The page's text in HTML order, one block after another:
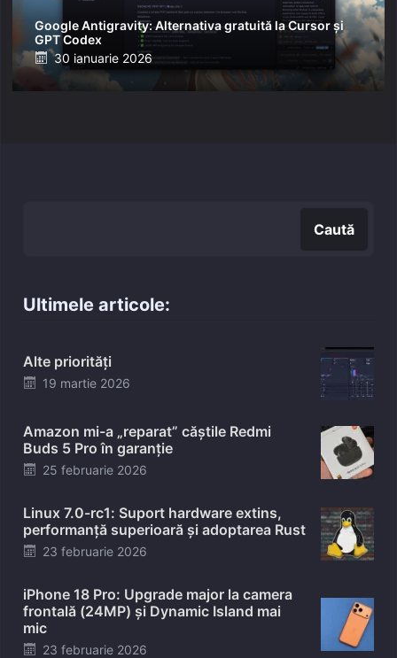
Google Antigravity: Alternativa gratuită la Cursor și
GPT Codex
Posted
on
30 ianuarie 2026
Caută
Ultimele articole:
Alte priorități
Posted
19 martie 2026
Amazon mi-a „reparat” căștile Redmi
Buds 5 Pro în garanție
Posted
25 februarie 2026
Linux 7.0-rc1: Suport hardware extins,
performanță superioară și adoptarea Rust
Posted
23 februarie 2026
iPhone 18 Pro: Upgrade major la camera
frontală (24MP) și Dynamic Island mai
mic
Posted
23 februarie 2026